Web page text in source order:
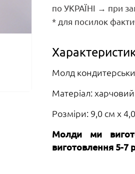
по УКРАЇНІ → при
* для посилок
Молд
Матеріал: харчовий
Розміри: 9,0 см х
Молди ми
виготовлення 5-7